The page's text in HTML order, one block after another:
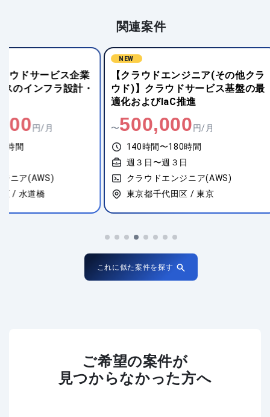
関連案件
【クラウドエンジニア(その他クラ
ウド)】クラウドサービス基盤の最
〜500,000
円/月
クラウドエンジニア(AWS)
東京都千代田区 / 東京
【Python(Web
場オンライン契
運用
〜
クラウドエン
東京都中央区
これに似た案件を探す
ご希望の案件が
見つからなかった方へ